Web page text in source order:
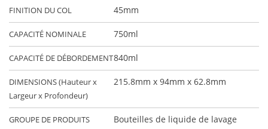
FINITION DU COL 45mm
CAPACITÉ NOMINALE 750ml
CAPACITÉ DE DÉBORDEMENT840ml
DIMENSIONS (Hauteur x
Largeur x Profondeur)
215.8mm x 94mm x 62.8mm
GROUPE DE PRODUITS Bouteilles de liquide de lavage